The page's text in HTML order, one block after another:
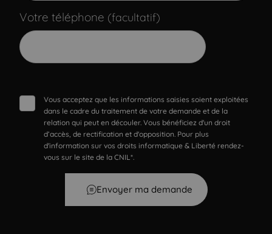
Votre téléphone (facultatif)
Vous acceptez que les informations saisies soient exploitées
dans le cadre du traitement de votre demande et de la
relation qui peut en découler. Vous bénéficiez d'un droit
d’accès, de rectification et d'opposition. Pour plus
d'information sur vos droits informatique & Liberté rendez-
vous sur le site de la CNIL*.
Envoyer ma demande